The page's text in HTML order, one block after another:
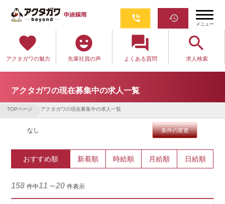
phone_in_talk restore
メニュー
favorite
アクタガワの魅力
emoji_emotions
先輩社員の声
question_answer
よくある質問
search
求人検索
アクタガワの現在募集中の求人一覧
TOPページ アクタガワの現在募集中の求人一覧
なし 条件の変更
おすすめ順 新着順 時給順 月給順 日給順
158 件中11～20 件表示